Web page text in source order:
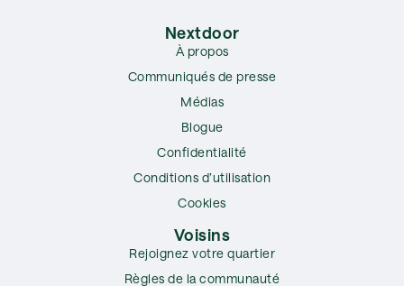
Nextdoor
À propos
Communiqués de presse
Médias
Blogue
Confidentialité
Conditions d’utilisation
Cookies
Voisins
Rejoignez votre quartier
Règles de la communauté